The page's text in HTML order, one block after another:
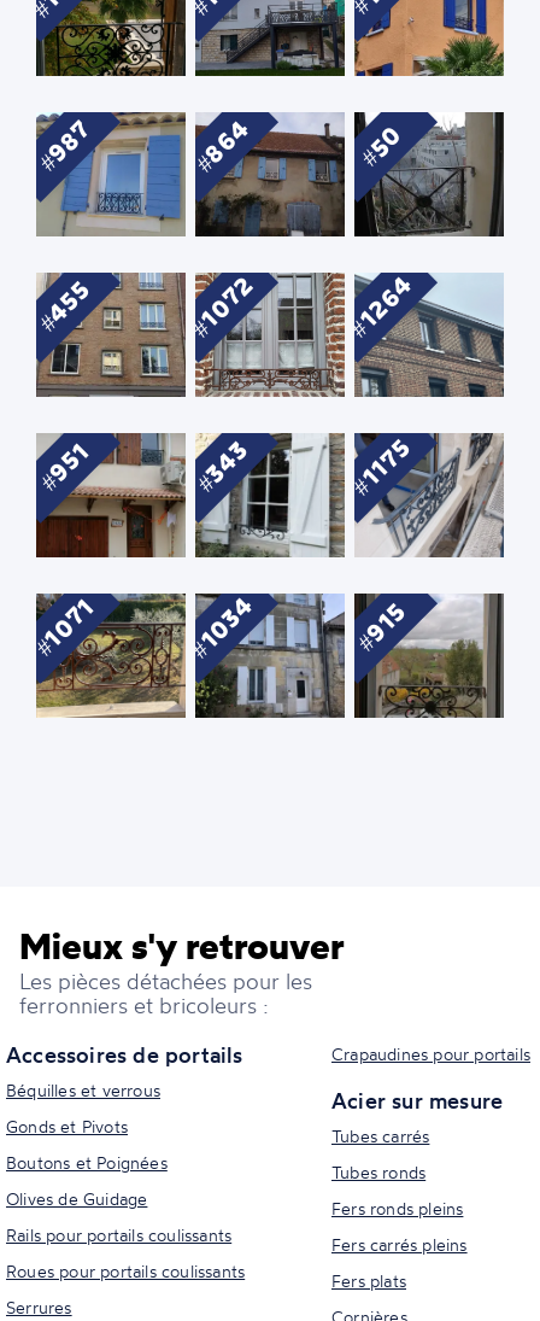
987 864 50
455 1072 1264
951 343 1175
1071 1034 915
Mieux s'y retrouver
Les pièces détachées pour les
ferronniers et bricoleurs :
Accessoires de portails
Béquilles et verrous
Gonds et Pivots
Boutons et Poignées
Olives de Guidage
Rails pour portails coulissants
Roues pour portails coulissants
Serrures
Crapaudines pour portails
Acier sur mesure
Tubes carrés
Tubes ronds
Fers ronds pleins
Fers carrés pleins
Fers plats
Cornières